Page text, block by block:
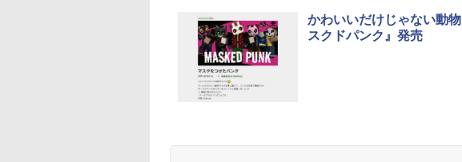
AppleCare+ for 13イ
ンチMacBook
Neo(A18 Pro)|ダウン
ロード版
イト + 3年延長
AppleCare+ for 13イ
かわいいだけじゃない動
スクドパンク』発売